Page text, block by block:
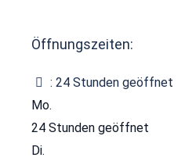
Öffnungszeiten:
: 24 Stunden geöffnet
Mo.
24 Stunden geöffnet
Di.